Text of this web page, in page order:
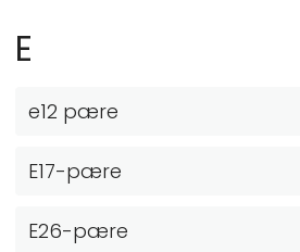
E
e12 pære
E17-pære
E26-pære